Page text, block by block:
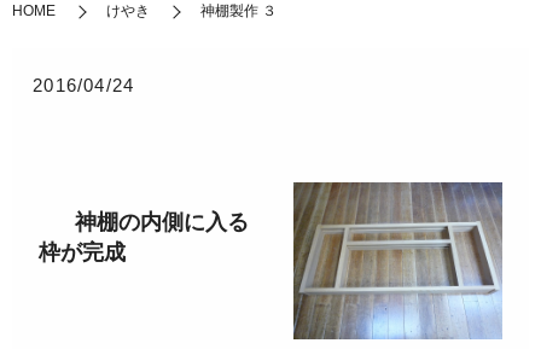
HOME けやき 神棚製作 ３
2016/04/24
神棚の内側に入る
枠が完成